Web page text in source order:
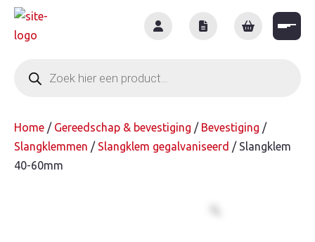
Skip
zoeken
Home / Gereedschap & bevestiging / Bevestiging /
Slangklemmen / Slangklem gegalvaniseerd / Slangklem
40-60mm